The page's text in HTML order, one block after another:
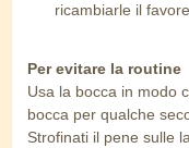
ricambiarle il
Per evitare la routine
Usa la bocca in modo
bocca per qualche
Strofinati il pene sulle